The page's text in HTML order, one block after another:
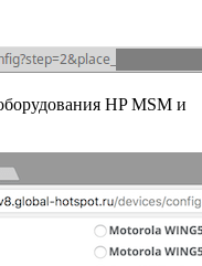
HP MSM и